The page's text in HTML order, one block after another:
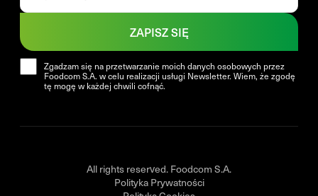
Zgadzam się na przetwarzanie moich danych osobowych przez
Foodcom S.A. w celu realizacji usługi Newsletter. Wiem, że zgodę
tę mogę w każdej chwili cofnąć.
ZAPISZ SIĘ
All rights reserved. Foodcom S.A.
Polityka Prywatności